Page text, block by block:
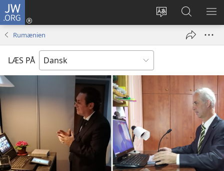
JW.ORG
Vælg
Log
på
vindue)
Søg
på
JW.ORG
VIS
Rumænien
LÆS PÅ